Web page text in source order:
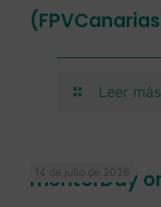
Leer más
14 de julio de 2026
mentorDay